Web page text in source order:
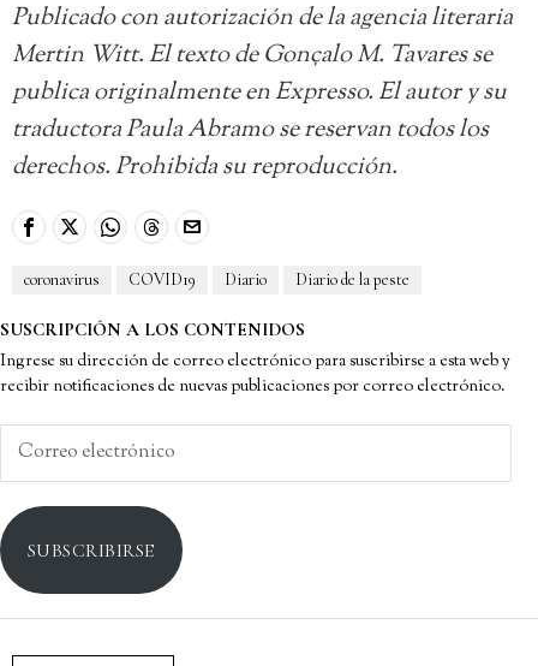
Publicado con autorización de la agencia literaria
Mertin Witt. El texto de Gonçalo M. Tavares se
publica originalmente en Expresso. El autor y su
traductora Paula Abramo se reservan todos los
derechos. Prohibida su reproducción.
coronavirus COVID19 Diario Diario de la peste
SUSCRIPCIÓN A LOS CONTENIDOS
Ingrese su dirección de correo electrónico para suscribirse a esta web y
recibir notificaciones de nuevas publicaciones por correo electrónico.
electrónico
SUBSCRIBIRSE